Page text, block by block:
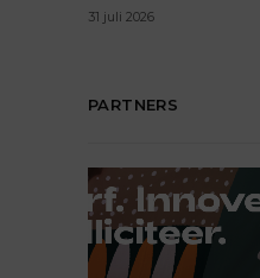
31 juli 2026
PARTNERS